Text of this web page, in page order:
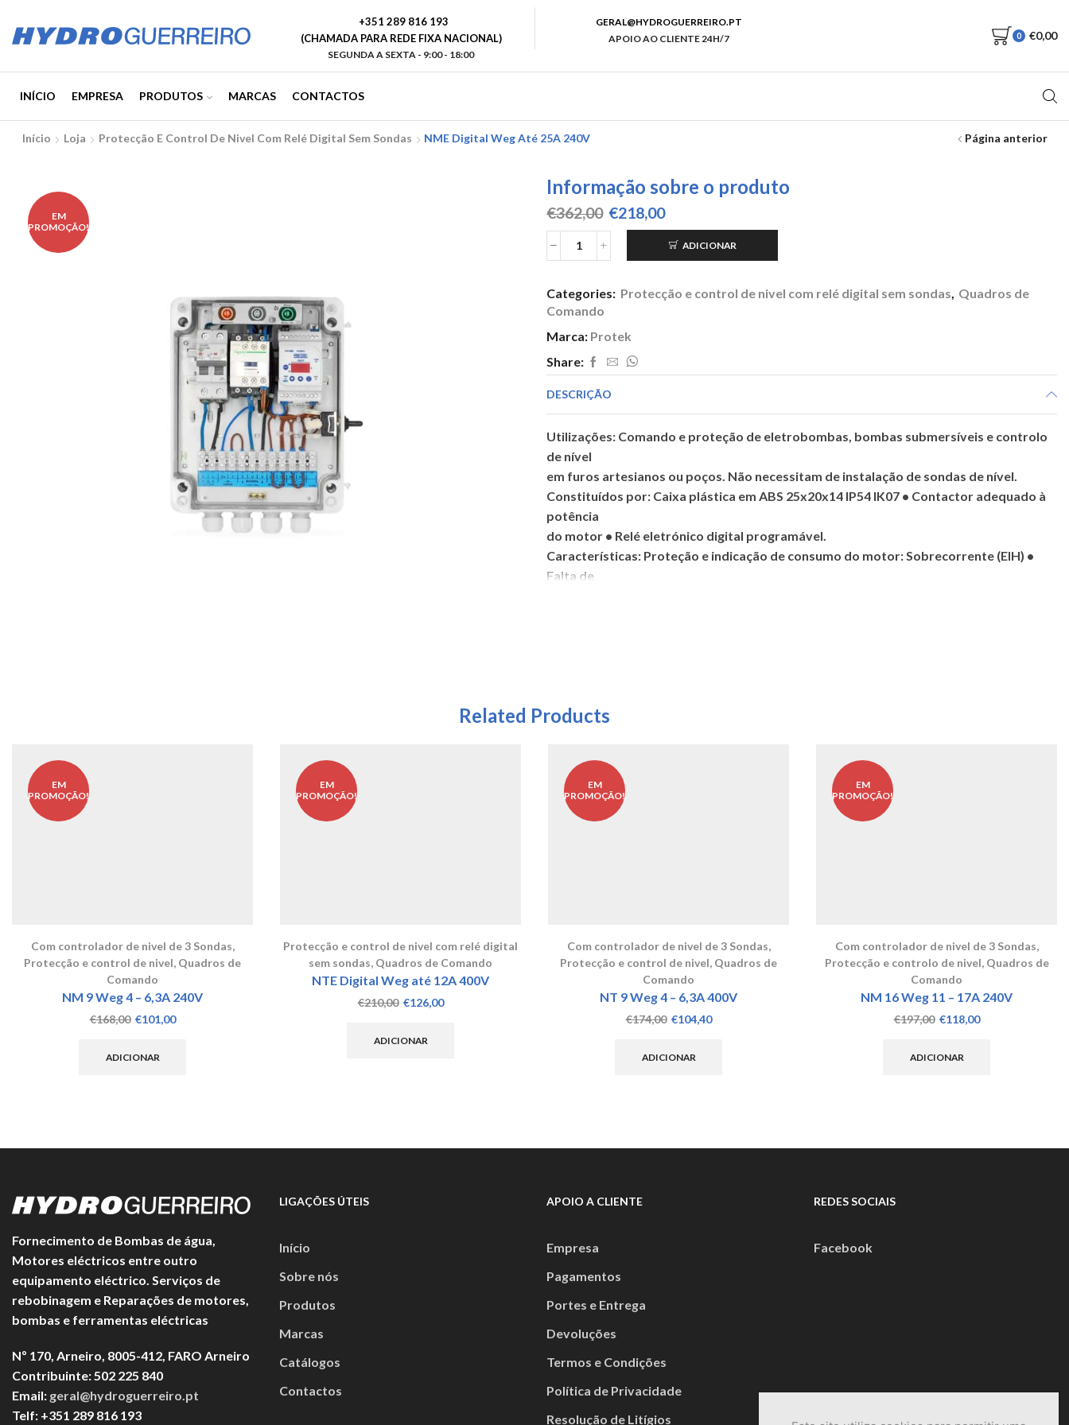
+351 289 816 193
(CHAMADA PARA REDE FIXA NACIONAL)
SEGUNDA A SEXTA - 9:00 - 18:00
GERAL@HYDROGUERREIRO.PT
APOIO AO CLIENTE 24H/7
0 €0,00
INÍCIO EMPRESA PRODUTOS MARCAS CONTACTOS
Início Loja Protecção E Control De Nivel Com Relé Digital Sem Sondas NME Digital Weg Até 25A 240V Página anterior
EM
PROMOÇÃO!
Informação sobre o produto
€362,00 O
preço
original
era:
€362,00.
€218,00O
preço
atual
é:
€218,00.
Quantidade
Digital
Weg
até
240V
ADICIONAR
Categories: Protecção e control de nivel com relé digital sem sondas, Quadros de
Comando
Marca: Protek
Share:
DESCRIÇÃO
Utilizações: Comando e proteção de eletrobombas, bombas submersíveis e controlo
de nível
em furos artesianos ou poços. Não necessitam de instalação de sondas de nível.
Constituídos por: Caixa plástica em ABS 25x20x14 IP54 IK07 • Contactor adequado à
potência
do motor • Relé eletrónico digital programável.
Características: Proteção e indicação de consumo do motor: Sobrecorrente (EIH) •
Falta de
Related Products
EM
PROMOÇÃO!
Com controlador de nivel de 3 Sondas,
Protecção e control de nivel, Quadros de
Comando
NM 9 Weg 4 – 6,3A 240V
€168,00 O
original
€101,00O
ADICIONAR
EM
PROMOÇÃO!
Protecção e control de nivel com relé digital
sem sondas, Quadros de Comando
NTE Digital Weg até 12A 400V
€210,00 O
original
€126,00O
ADICIONAR
EM
PROMOÇÃO!
Com controlador de nivel de 3 Sondas,
Protecção e control de nivel, Quadros de
Comando
NT 9 Weg 4 – 6,3A 400V
€174,00 O
original
€104,40O
ADICIONAR
EM
PROMOÇÃO!
Com controlador de nivel de 3 Sondas,
Protecção e controlo de nivel, Quadros de
Comando
NM 16 Weg 11 – 17A 240V
€197,00 O
original
€118,00O
ADICIONAR
Fornecimento de Bombas de água,
Motores eléctricos entre outro
equipamento eléctrico. Serviços de
rebobinagem e Reparações de motores,
bombas e ferramentas eléctricas
Nº 170, Arneiro, 8005-412, FARO Arneiro
Contribuinte: 502 225 840
Email: geral@hydroguerreiro.pt
Telf: +351 289 816 193
LIGAÇÕES ÚTEIS
Início
Sobre nós
Produtos
Marcas
Catálogos
Contactos
APOIO A CLIENTE
Empresa
Pagamentos
Portes e Entrega
Devoluções
Termos e Condições
Política de Privacidade
Resolução de Litígios
REDES SOCIAIS
Facebook